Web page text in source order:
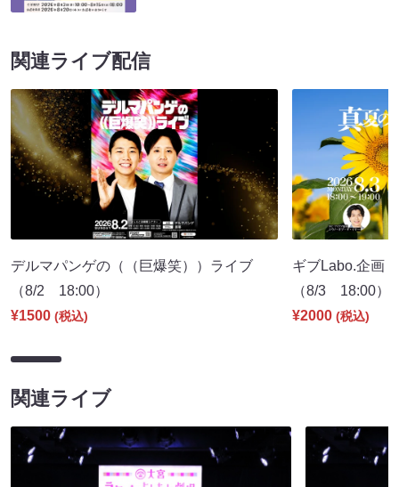
関連ライブ配信
デルマパンゲの（（巨爆笑））ライブ
（8/2 18:00）
¥1500 (税込)
ギブLabo.企画
（8/3 18:00）
¥2000 (税込)
関連ライブ